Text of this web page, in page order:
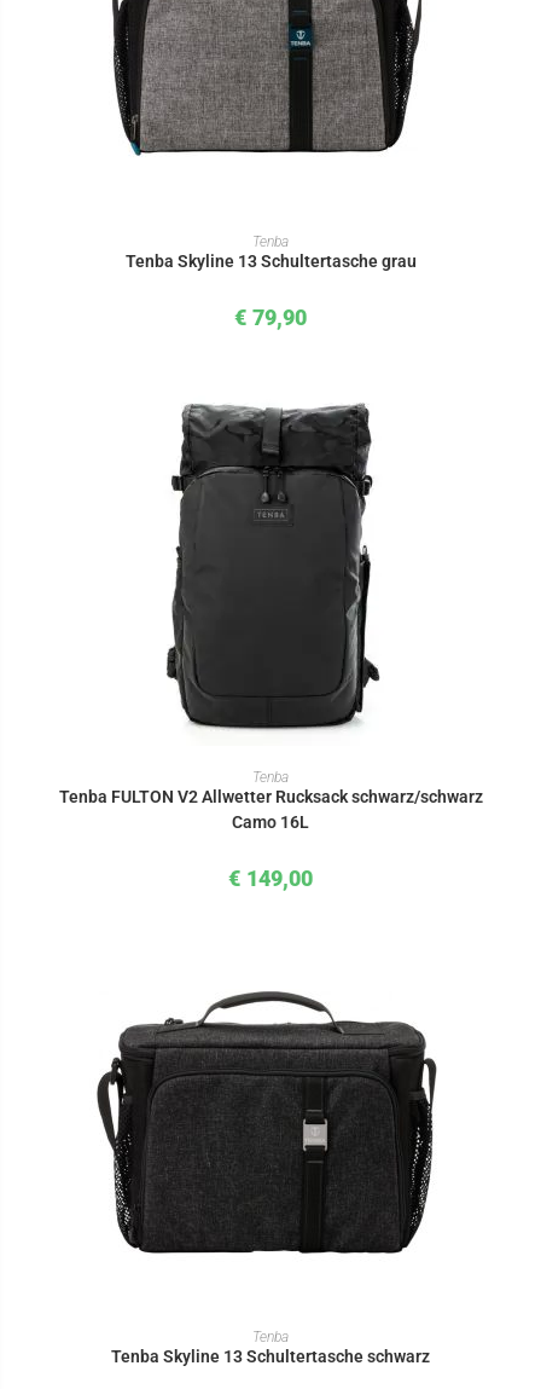
IN DEN WARENKORB
Tenba
Tenba Skyline 13 Schultertasche grau
€ 79,90
IN DEN WARENKORB
Tenba
Tenba FULTON V2 Allwetter Rucksack schwarz/schwarz
Camo 16L
€ 149,00
IN DEN WARENKORB
Tenba
Tenba Skyline 13 Schultertasche schwarz